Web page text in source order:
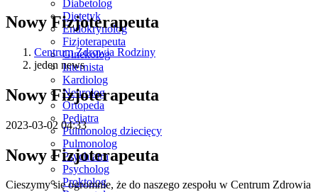
Diabetolog
Dietetyk
Endokrynolog
Fizjoterapeuta
Ginekolog
Internista
Kardiolog
Neurolog
Ortopeda
Pediatra
Pulmonolog dziecięcy
Pulmonolog
Psychiatra
Psycholog
Proktolog
Nowy Fizjoterapeuta
Centrum Zdrowia Rodziny
jeden news
Nowy Fizjoterapeuta
2023-03-02 04:33
Nowy Fizjoterapeuta
Cieszymy się ogromnie, że do naszego zespołu w Centrum Zdrowia